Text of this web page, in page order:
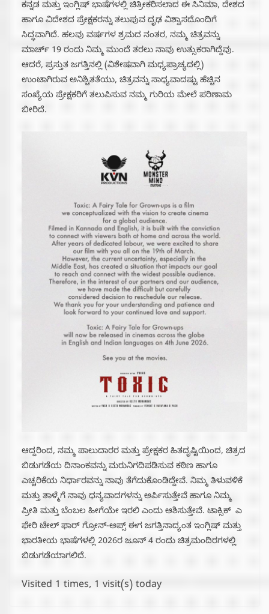
ಕನ್ನಡ ಮತ್ತು ಇಂಗ್ಲಿಷ್ ಭಾಷೆಗಳಲ್ಲಿ ಚಿತ್ರೀಕರಿಸಲಾದ ಈ ಸಿನಿಮಾ, ದೇಶದ
ಹಾಗೂ ವಿದೇಶದ ಪ್ರೇಕ್ಷಕರನ್ನು ತಲುಪುವ ದೃಢ ವಿಶ್ವಾಸದೊಂದಿಗೆ
ಸಿದ್ಧವಾಗಿದೆ. ಹಲವು ವರ್ಷಗಳ ಶ್ರಮದ ನಂತರ, ನಮ್ಮ ಚಿತ್ರವನ್ನು
ಮಾರ್ಚ್ 19 ರಂದು ನಿಮ್ಮ ಮುಂದೆ ತರಲು ನಾವು ಉತ್ಸುಕರಾಗಿದ್ದೆವು.
ಆದರೆ, ಪ್ರಸ್ತುತ ಜಗತ್ತಿನಲ್ಲಿ (ವಿಶೇಷವಾಗಿ ಮಧ್ಯಪ್ರಾಚ್ಯದಲ್ಲಿ)
ಉಂಟಾಗಿರುವ ಅನಿಶ್ಚಿತತೆಯು, ಚಿತ್ರವನ್ನು ಸಾಧ್ಯವಾದಷ್ಟು ಹೆಚ್ಚಿನ
ಸಂಖ್ಯೆಯ ಪ್ರೇಕ್ಷಕರಿಗೆ ತಲುಪಿಸುವ ನಮ್ಮ ಗುರಿಯ ಮೇಲೆ ಪರಿಣಾಮ
ಬೀರಿದೆ.
ಆದ್ದರಿಂದ, ನಮ್ಮ ಪಾಲುದಾರರ ಮತ್ತು ಪ್ರೇಕ್ಷಕರ ಹಿತದೃಷ್ಟಿಯಿಂದ, ಚಿತ್ರದ
ಬಿಡುಗಡೆಯ ದಿನಾಂಕವನ್ನು ಮರುನಿಗದಿಪಡಿಸುವ ಕಠಿಣ ಹಾಗೂ
ಎಚ್ಚರಿಕೆಯ ನಿರ್ಧಾರವನ್ನು ನಾವು ತೆಗೆದುಕೊಂಡಿದ್ದೇವೆ. ನಿಮ್ಮ ತಿಳುವಳಿಕೆ
ಮತ್ತು ತಾಳ್ಮೆಗೆ ನಾವು ಧನ್ಯವಾದಗಳನ್ನು ಅರ್ಪಿಸುತ್ತೇವೆ ಹಾಗೂ ನಿಮ್ಮ
ಪ್ರೀತಿ ಮತ್ತು ಬೆಂಬಲ ಹೀಗೆಯೇ ಇರಲಿ ಎಂದು ಆಶಿಸುತ್ತೇವೆ. ಟಾಕ್ಸಿಕ್ ಎ
ಫೇರಿ ಟೇಲ್ ಫಾರ್ ಗ್ರೋನ್-ಅಪ್ಸ್ ಈಗ ಜಗತ್ತಿನಾದ್ಯಂತ ಇಂಗ್ಲಿಷ್ ಮತ್ತು
ಭಾರತೀಯ ಭಾಷೆಗಳಲ್ಲಿ 2026ರ ಜೂನ್ 4 ರಂದು ಚಿತ್ರಮಂದಿರಗಳಲ್ಲಿ
ಬಿಡುಗಡೆಯಾಗಲಿದೆ.
Visited 1 times, 1 visit(s) today